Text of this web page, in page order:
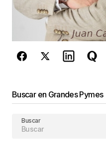
privacidady los
de Googlese
Enviar Comentario
Buscar en Grandes Pymes
Buscar